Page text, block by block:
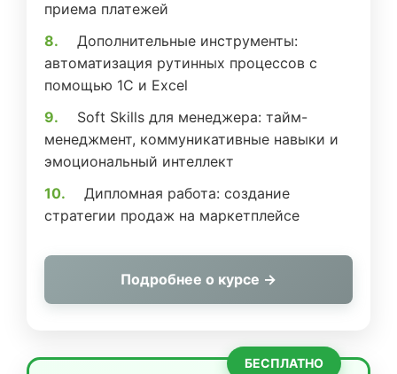
приема платежей
Дополнительные инструменты:
автоматизация рутинных процессов с
помощью 1С и Excel
Soft Skills для менеджера: тайм-
менеджмент, коммуникативные навыки и
эмоциональный интеллект
Дипломная работа: создание
стратегии продаж на маркетплейсе
Подробнее о курсе →
БЕСПЛАТНО